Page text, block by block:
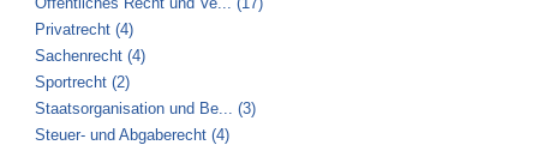
Privatrecht (4)
Sachenrecht (4)
Sportrecht (2)
Staatsorganisation und Be... (3)
Steuer- und Abgaberecht (4)